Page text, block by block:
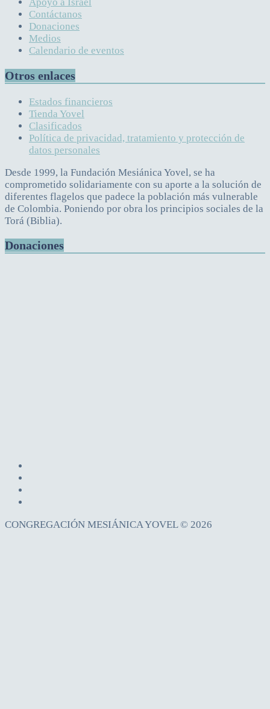
Contáctanos
Donaciones
Medios
Calendario de eventos
Otros enlaces
Estados financieros
Tienda Yovel
Clasificados
Política de privacidad, tratamiento y protección de
datos personales
Desde 1999, la Fundación Mesiánica Yovel, se ha
comprometido solidariamente con su aporte a la solución de
diferentes flagelos que padece la población más vulnerable
de Colombia. Poniendo por obra los principios sociales de la
Torá (Biblia).
Donaciones
CONGREGACIÓN MESIÁNICA YOVEL © 2026